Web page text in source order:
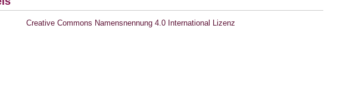
Creative Commons Namensnennung 4.0 International Lizenz